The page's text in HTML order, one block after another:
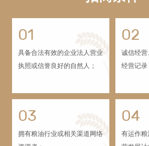
01
具备合法有效的企业法人营业
执照或信誉良好的自然人；
02
诚信经营
经营记录
03
拥有粮油行业或相关渠道网络
04
有运作